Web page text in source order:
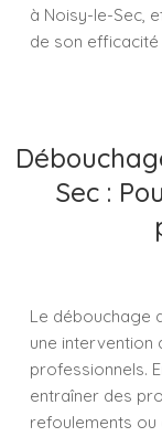
à Noisy-le-Sec,
de son
Sec :
Le débouchage
une intervention
professionnels.
entraîner des
refoulements